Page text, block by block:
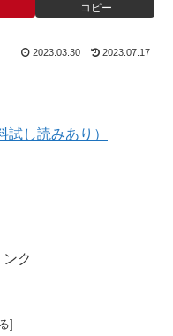
コピー
2023.03.30 2023.07.17
し読みあり）
ク